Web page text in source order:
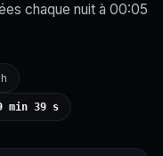
chaque nuit à 00:05
min 38 s